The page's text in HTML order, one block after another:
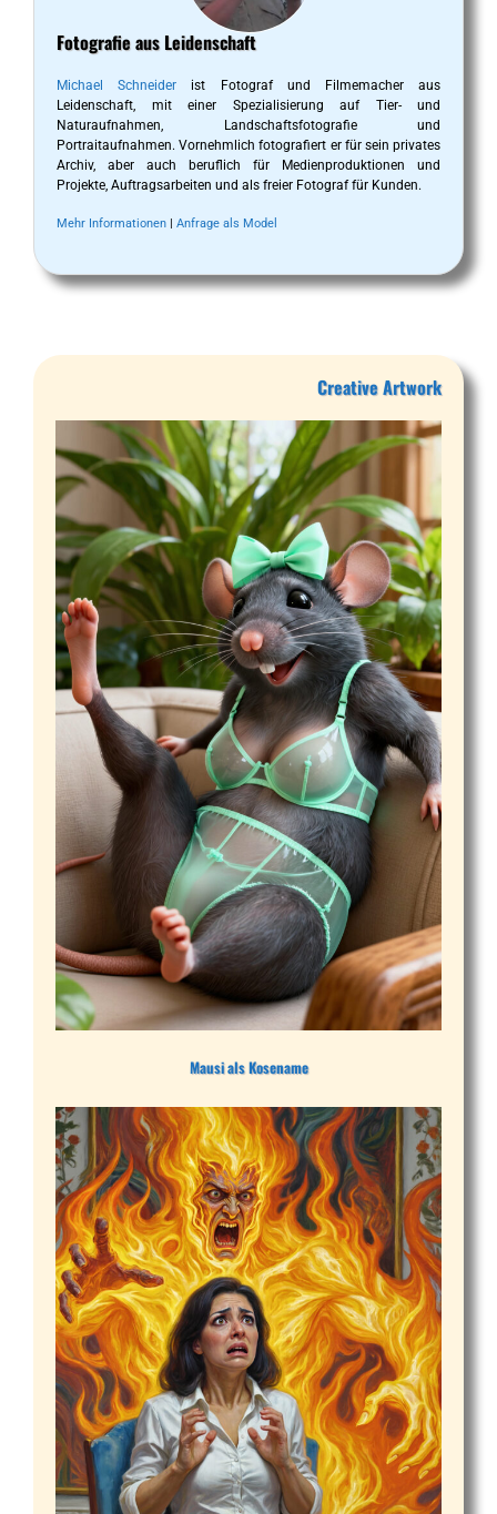
Fotografie aus Leidenschaft
Michael Schneider ist Fotograf und Filmemacher aus
Leidenschaft, mit einer Spezialisierung auf Tier- und
Naturaufnahmen, Landschaftsfotografie und
Portraitaufnahmen. Vornehmlich fotografiert er für sein privates
Archiv, aber auch beruflich für Medienproduktionen und
Projekte, Auftragsarbeiten und als freier Fotograf für Kunden.
Mehr Informationen Anfrage als Model
Creative Artwork
Mausi als Kosename